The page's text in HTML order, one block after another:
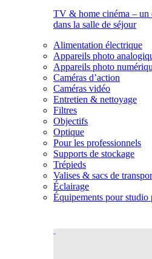
TV & home cinéma – un
dans la salle de séjour
Alimentation électrique
Appareils photo
Appareils photo
Caméras d’action
Caméras vidéo
Entretien & nettoyage
Filtres
Objectifs
Optique
Pour les professionnels
Supports de stockage
Trépieds
Valises & sacs de
Éclairage
Équipements pour studio